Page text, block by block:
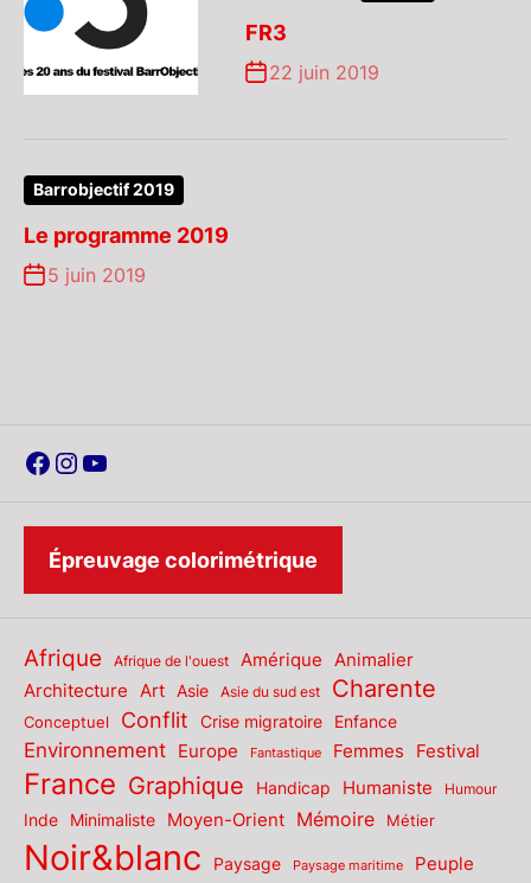
FR3
22 juin 2019
Barrobjectif 2019
Le programme 2019
5 juin 2019
Facebook
Instagram
YouTube
Épreuvage colorimétrique
Afrique Afrique de l'ouest Amérique Animalier
Architecture
Art Asie Asie du sud est Charente
Conceptuel Conflit Crise migratoire Enfance
Environnement Europe Fantastique Femmes Festival
France Graphique Handicap Humaniste Humour
Inde Minimaliste Moyen-Orient Mémoire Métier
Noir&blanc Paysage Paysage maritime Peuple